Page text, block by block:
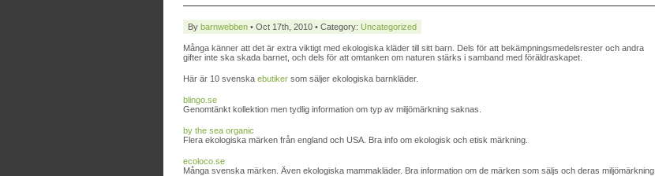
By barnwebben • Oct 17th, 2010 • Category: Uncategorized
Många känner att det är extra viktigt med ekologiska kläder till sitt barn. Dels för att bekämpningsmedelsrester och andra
gifter inte ska skada barnet, och dels för att omtanken om naturen stärks i samband med föräldraskapet.
Här är 10 svenska ebutiker som säljer ekologiska barnkläder.
blingo.se
Genomtänkt kollektion men tydlig information om typ av miljömärkning saknas.
by the sea organic
Flera ekologiska märken från england och USA. Bra info om ekologisk och etisk märkning.
ecoloco.se
Många svenska märken. Även ekologiska mammakläder. Bra information om de märken som säljs och deras miljömärkning.